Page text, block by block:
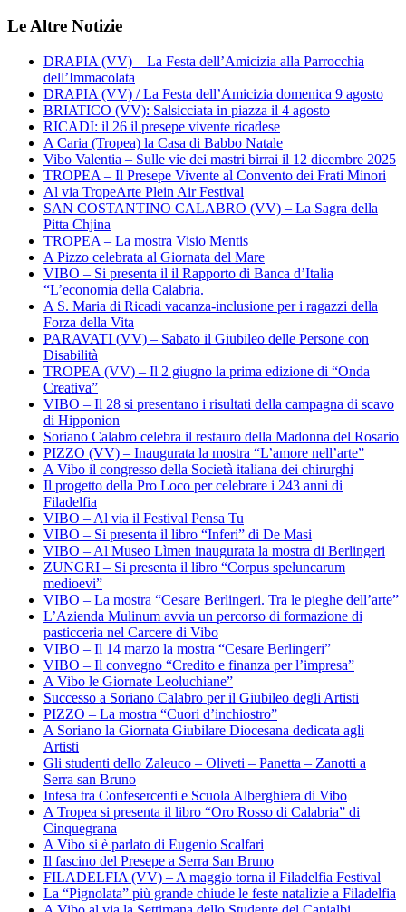
Le Altre Notizie
DRAPIA (VV) – La Festa dell’Amicizia alla Parrocchia
dell’Immacolata
DRAPIA (VV) / La Festa dell’Amicizia domenica 9 agosto
BRIATICO (VV): Salsicciata in piazza il 4 agosto
RICADI: il 26 il presepe vivente ricadese
A Caria (Tropea) la Casa di Babbo Natale
Vibo Valentia – Sulle vie dei mastri birrai il 12 dicembre 2025
TROPEA – Il Presepe Vivente al Convento dei Frati Minori
Al via TropeArte Plein Air Festival
SAN COSTANTINO CALABRO (VV) – La Sagra della
Pitta Chjina
TROPEA – La mostra Visio Mentis
A Pizzo celebrata al Giornata del Mare
VIBO – Si presenta il il Rapporto di Banca d’Italia
“L’economia della Calabria.
A S. Maria di Ricadi vacanza-inclusione per i ragazzi della
Forza della Vita
PARAVATI (VV) – Sabato il Giubileo delle Persone con
Disabilità
TROPEA (VV) – Il 2 giugno la prima edizione di “Onda
Creativa”
VIBO – Il 28 si presentano i risultati della campagna di scavo
di Hipponion
Soriano Calabro celebra il restauro della Madonna del Rosario
PIZZO (VV) – Inaugurata la mostra “L’amore nell’arte”
A Vibo il congresso della Società italiana dei chirurghi
Il progetto della Pro Loco per celebrare i 243 anni di
Filadelfia
VIBO – Al via il Festival Pensa Tu
VIBO – Si presenta il libro “Inferi” di De Masi
VIBO – Al Museo Lìmen inaugurata la mostra di Berlingeri
ZUNGRI – Si presenta il libro “Corpus speluncarum
medioevi”
VIBO – La mostra “Cesare Berlingeri. Tra le pieghe dell’arte”
L’Azienda Mulinum avvia un percorso di formazione di
pasticceria nel Carcere di Vibo
VIBO – Il 14 marzo la mostra “Cesare Berlingeri”
VIBO – Il convegno “Credito e finanza per l’impresa”
A Vibo le Giornate Leoluchiane”
Successo a Soriano Calabro per il Giubileo degli Artisti
PIZZO – La mostra “Cuori d’inchiostro”
A Soriano la Giornata Giubilare Diocesana dedicata agli
Artisti
Gli studenti dello Zaleuco – Oliveti – Panetta – Zanotti a
Serra san Bruno
Intesa tra Confesercenti e Scuola Alberghiera di Vibo
A Tropea si presenta il libro “Oro Rosso di Calabria” di
Cinquegrana
A Vibo si è parlato di Eugenio Scalfari
Il fascino del Presepe a Serra San Bruno
FILADELFIA (VV) – A maggio torna il Filadelfia Festival
La “Pignolata” più grande chiude le feste natalizie a Filadelfia